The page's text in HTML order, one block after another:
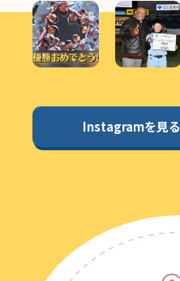
Instagramを見る